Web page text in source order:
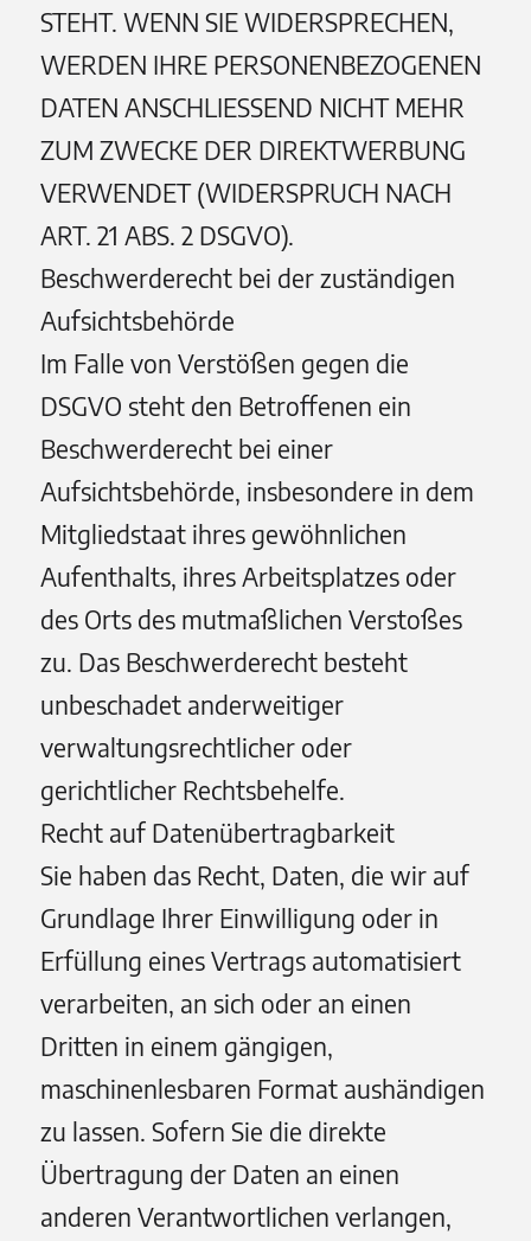
STEHT. WENN SIE WIDERSPRECHEN,
WERDEN IHRE PERSONENBEZOGENEN
DATEN ANSCHLIESSEND NICHT MEHR
ZUM ZWECKE DER DIREKTWERBUNG
VERWENDET (WIDERSPRUCH NACH
ART. 21 ABS. 2 DSGVO).
Beschwerderecht bei der zuständigen
Aufsichts­behörde
Im Falle von Verstößen gegen die
DSGVO steht den Betroffenen ein
Beschwerderecht bei einer
Aufsichtsbehörde, insbesondere in dem
Mitgliedstaat ihres gewöhnlichen
Aufenthalts, ihres Arbeitsplatzes oder
des Orts des mutmaßlichen Verstoßes
zu. Das Beschwerderecht besteht
unbeschadet anderweitiger
verwaltungsrechtlicher oder
gerichtlicher Rechtsbehelfe.
Recht auf Daten­übertrag­barkeit
Sie haben das Recht, Daten, die wir auf
Grundlage Ihrer Einwilligung oder in
Erfüllung eines Vertrags automatisiert
verarbeiten, an sich oder an einen
Dritten in einem gängigen,
maschinenlesbaren Format aushändigen
zu lassen. Sofern Sie die direkte
Übertragung der Daten an einen
anderen Verantwortlichen verlangen,